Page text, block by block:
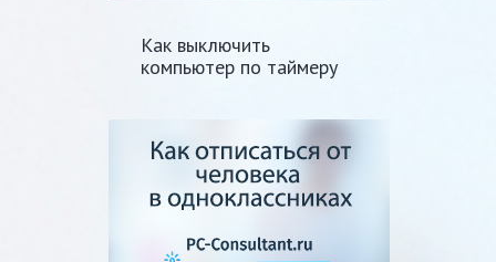
Как выключить
компьютер по таймеру